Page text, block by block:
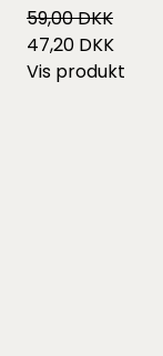
59,00 DKK
47,20 DKK
Vis produkt